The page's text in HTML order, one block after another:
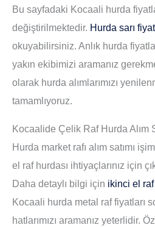
Bu sayfadaki Kocaali hurda
değiştirilmektedir. Hurda sarı
okuyabilirsiniz. Anlık hurda
yakın ekibimizi aramanız
olarak hurda alımlarımızı
tamamlıyoruz.
Kocaalide Çelik Raf Hurda Alım
Hurda market rafı alım satımı
el raf hurdası ihtiyaçlarınız için
Daha detaylı bilgi için ikinci el raf
Kocaali hurda metal raf fiyatları
hatlarımızı aramanız yeterlidir.